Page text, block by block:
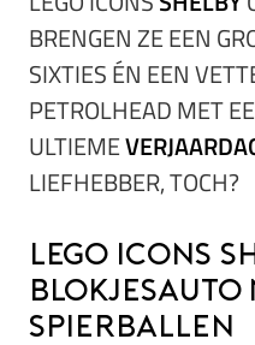
BRENGEN ZE EEN
SIXTIES ÉN EEN
PETROLHEAD MET
ULTIEME
LIEFHEBBER, TOCH?
LEGO Icons
blokjesauto
spierballen